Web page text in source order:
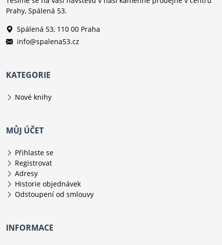
Prahy, Spálená 53.
Spálená 53, 110 00 Praha
info@spalena53.cz
KATEGORIE
Nové knihy
MŮJ ÚČET
Přihlaste se
Registrovat
Adresy
Historie objednávek
Odstoupení od smlouvy
INFORMACE